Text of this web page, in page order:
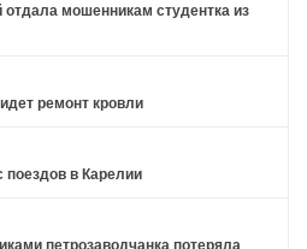
мошенникам студентка из
ремонт кровли
в Карелии
петрозаводчанка потеряла